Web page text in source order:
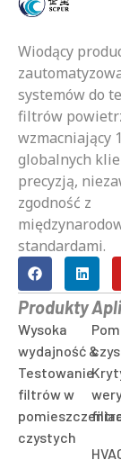
Wiodący
systemów do
filtrów
wzmacniający
globalnych
precyzją,
zgodność z
standardami.
Produkty
Wysoka
wydajność &
Testowanie
filtrów w
czystych